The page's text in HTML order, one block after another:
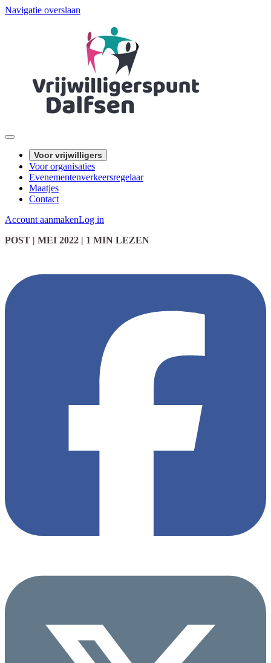
Navigatie overslaan
Voor vrijwilligers
Voor organisaties
Evenementenverkeersregelaar
Maatjes
Contact
Account aanmakenLog in
POST | MEI 2022 | 1 MIN LEZEN